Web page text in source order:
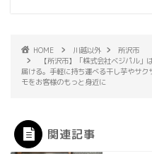
HOME 川越以外
所沢市
【所沢市】「株式会社ベジパル
届ける。手軽に持ち運べる干し芋やサ
モをお客様のもっと身近に
関連記事